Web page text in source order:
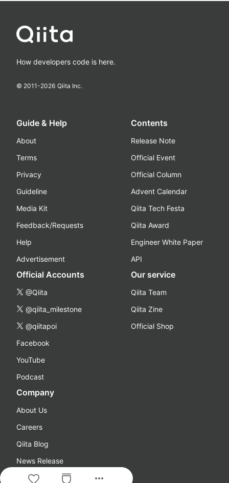
more_horiz
How developers code is here.
© 2011-2026 Qiita Inc.
Guide & Help
About
Terms
Privacy
Guideline
Media Kit
Feedback/Requests
Help
Advertisement
Contents
Release Note
Official Event
Official Column
Advent Calendar
Qiita Tech Festa
Qiita Award
Engineer White Paper
API
Official Accounts
@Qiita
@qiita_milestone
@qiitapoi
Facebook
YouTube
Podcast
Our service
Qiita Team
Qiita Zine
Official Shop
Company
About Us
Careers
Qiita Blog
News Release